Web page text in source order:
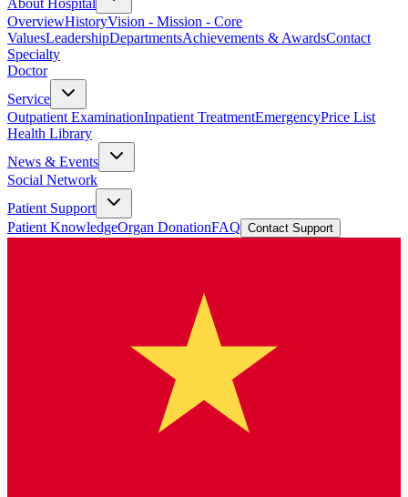
About Hospital
OverviewHistoryVision - Mission - Core
ValuesLeadershipDepartmentsAchievements & AwardsContact
Specialty
Doctor
Service
Outpatient ExaminationInpatient TreatmentEmergencyPrice List
Health Library
News & Events
Social Network
Patient Support
Patient KnowledgeOrgan DonationFAQ Contact Support